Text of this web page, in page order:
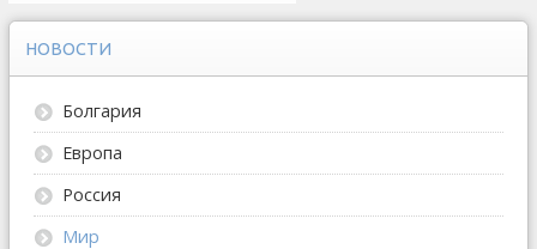
НОВОСТИ
Болгария
Европа
Россия
Мир